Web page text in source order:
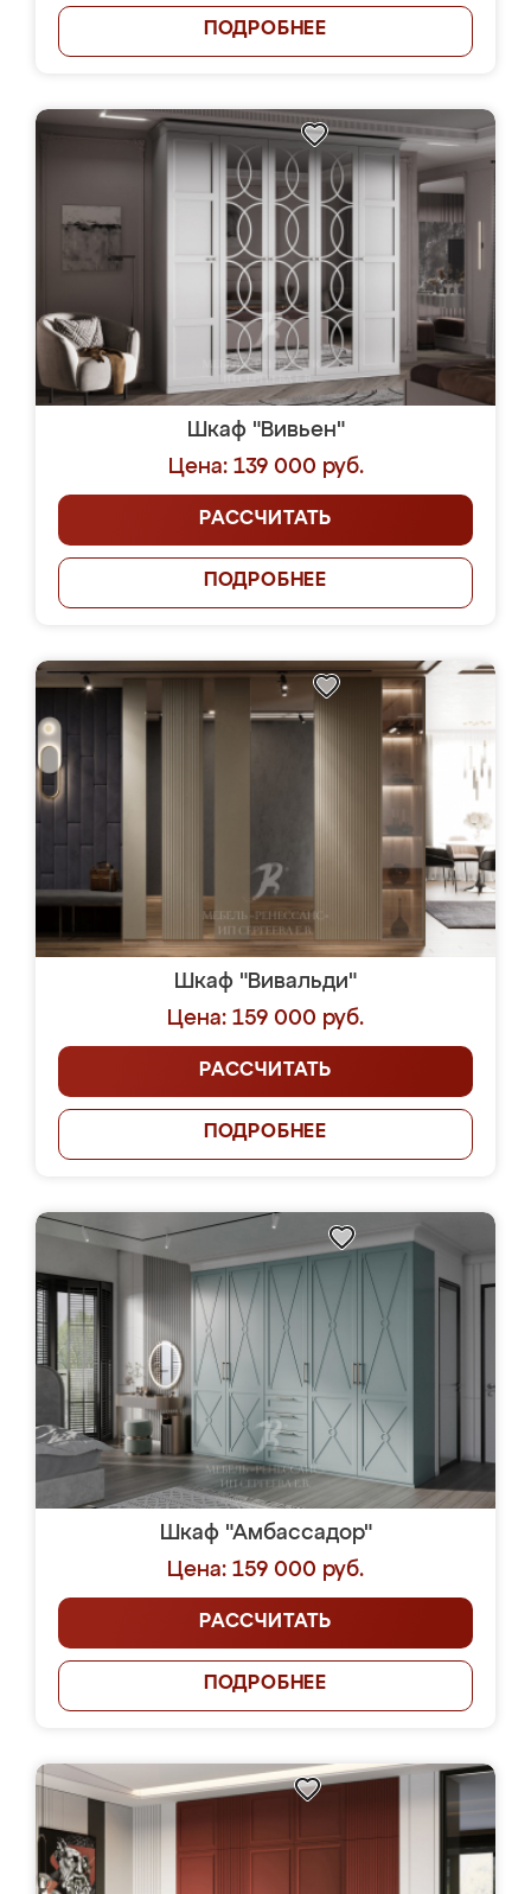
ПОДРОБНЕЕ
Шкаф "Вивьен"
Цена: 139 000 руб.
РАССЧИТАТЬ
ПОДРОБНЕЕ
Шкаф "Вивальди"
Цена: 159 000 руб.
РАССЧИТАТЬ
ПОДРОБНЕЕ
Шкаф "Амбассадор"
Цена: 159 000 руб.
РАССЧИТАТЬ
ПОДРОБНЕЕ